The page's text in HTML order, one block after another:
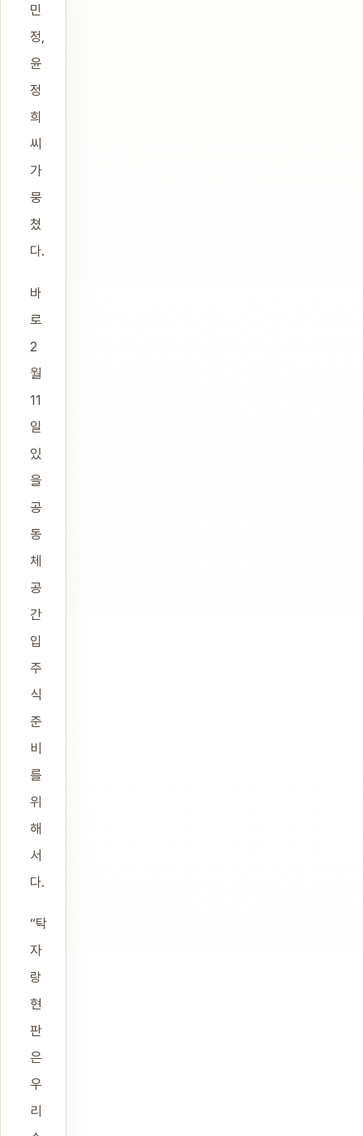
민
정,
윤
정
희
씨
가
뭉
쳤
다.
바
로
2
월
11
일
있
을
공
동
체
공
간
입
주
식
준
비
를
위
해
서
다.
“탁
자
랑
현
판
은
우
리